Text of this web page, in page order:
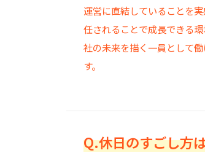
運営に直結していることを
任されることで成長できる
社の未来を描く一員として
す。
Q.休日のすごし方